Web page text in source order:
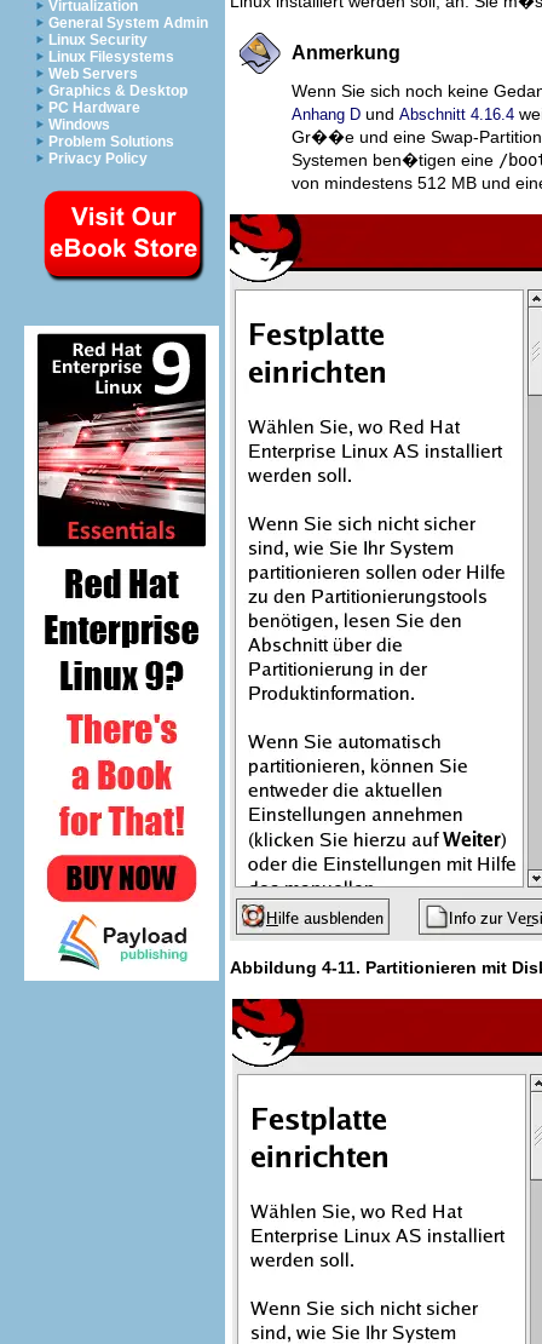
Virtualization
General System Admin
Linux Security
Linux Filesystems
Web Servers
Graphics & Desktop
PC Hardware
Windows
Problem Solutions
Privacy Policy
Anmerkung
Wenn Sie sich noch keine
Anhang D und Abschnitt 4.16.4
Gr��e und eine Swap-
Systemen ben�tigen eine /
von mindestens 512 MB und
Abbildung 4-11. Partitionieren mit